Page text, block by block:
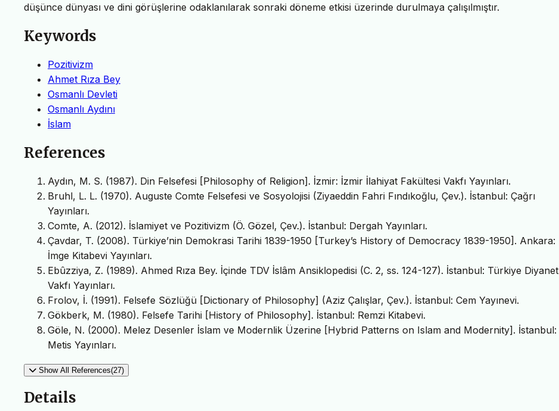
düşünce dünyası ve dini görüşlerine odaklanılarak sonraki döneme etkisi üzerinde durulmaya çalışılmıştır.
Keywords
Pozitivizm
Ahmet Rıza Bey
Osmanlı Devleti
Osmanlı Aydını
İslam
References
Aydın, M. S. (1987). Din Felsefesi [Philosophy of Religion]. İzmir: İzmir İlahiyat Fakültesi Vakfı Yayınları.
Bruhl, L. L. (1970). Auguste Comte Felsefesi ve Sosyolojisi (Ziyaeddin Fahri Fındıkoğlu, Çev.). İstanbul: Çağrı
Yayınları.
Comte, A. (2012). İslamiyet ve Pozitivizm (Ö. Gözel, Çev.). İstanbul: Dergah Yayınları.
Çavdar, T. (2008). Türkiye’nin Demokrasi Tarihi 1839-1950 [Turkey’s History of Democracy 1839-1950]. Ankara:
İmge Kitabevi Yayınları.
Ebûzziya, Z. (1989). Ahmed Rıza Bey. İçinde TDV İslâm Ansiklopedisi (C. 2, ss. 124-127). İstanbul: Türkiye Diyanet
Vakfı Yayınları.
Frolov, İ. (1991). Felsefe Sözlüğü [Dictionary of Philosophy] (Aziz Çalışlar, Çev.). İstanbul: Cem Yayınevi.
Gökberk, M. (1980). Felsefe Tarihi [History of Philosophy]. İstanbul: Remzi Kitabevi.
Göle, N. (2000). Melez Desenler İslam ve Modernlik Üzerine [Hybrid Patterns on Islam and Modernity]. İstanbul:
Metis Yayınları.
Show All References(27)
Details